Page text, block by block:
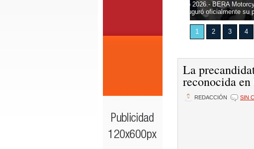
Santo Domingo, 3
Domingo (UASD),
1 2 3 4
La
reconocida
REDACCIÓN SIN